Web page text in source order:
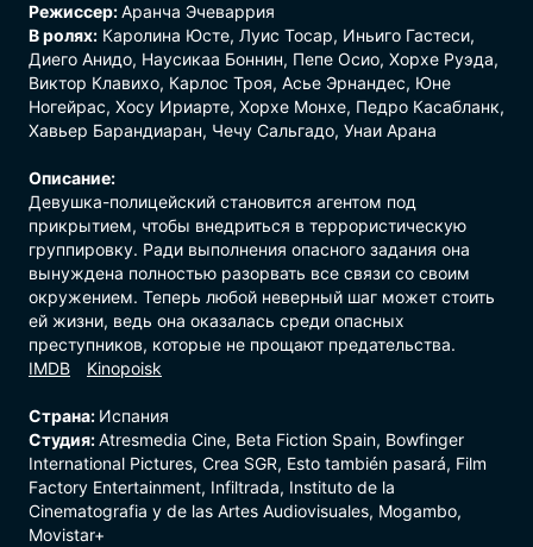
Режиссер:Аранча Эчеваррия
В ролях: Каролина Юсте, Луис Тосар, Иньиго Гастеси,
Диего Анидо, Наусикаа Боннин, Пепе Осио, Хорхе Руэда,
Виктор Клавихо, Карлос Троя, Асье Эрнандес, Юне
Ногейрас, Хосу Ириарте, Хорхе Монхе, Педро Касабланк,
Хавьер Барандиаран, Чечу Сальгадо, Унаи Арана
Описание:
Девушка-полицейский становится агентом под
прикрытием, чтобы внедриться в террористическую
группировку. Ради выполнения опасного задания она
вынуждена полностью разорвать все связи со своим
окружением. Теперь любой неверный шаг может стоить
ей жизни, ведь она оказалась среди опасных
преступников, которые не прощают предательства.
Страна: Испания
Студия:Atresmedia Cine, Beta Fiction Spain, Bowfinger
International Pictures, Crea SGR, Esto también pasará, Film
Factory Entertainment, Infiltrada, Instituto de la
Cinematografia y de las Artes Audiovisuales, Mogambo,
Movistar+